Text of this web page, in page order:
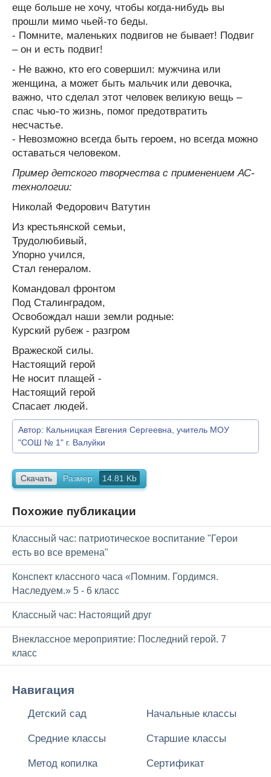
еще больше не хочу, чтобы когда-нибудь вы
прошли мимо чьей-то беды.
- Помните, маленьких подвигов не бывает! Подвиг
– он и есть подвиг!
- Не важно, кто его совершил: мужчина или
женщина, а может быть мальчик или девочка,
важно, что сделал этот человек великую вещь –
спас чью-то жизнь, помог предотвратить
несчастье.
- Невозможно всегда быть героем, но всегда можно
оставаться человеком.
Пример детского творчества с применением АС-
технологии:
Николай Федорович Ватутин
Из крестьянской семьи,
Трудолюбивый,
Упорно учился,
Стал генералом.
Командовал фронтом
Под Сталинградом,
Освобождал наши земли родные:
Курский рубеж - разгром
Вражеской силы.
Настоящий герой
Не носит плащей -
Настоящий герой
Спасает людей.
Автор: Кальницкая Евгения Сергеевна, учитель МОУ
"СОШ № 1" г. Валуйки
Скачать Размер: 14.81 Kb
Похожие публикации
Классный час: патриотичеcкое воспитание "Герои
есть во все времена"
Конспект классного часа «Помним. Гордимся.
Наследуем.» 5 - 6 класс
Классный час: Настоящий друг
Внеклассное мероприятие: Последний герой. 7
класс
Навигация
Детский сад Начальные классы
Средние классы Старшие классы
Метод копилка Сертификат